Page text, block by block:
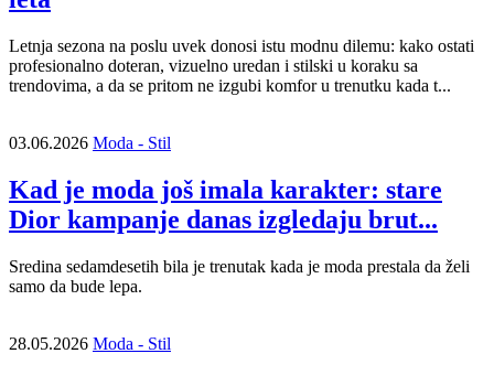
Letnja sezona na poslu uvek donosi istu modnu dilemu: kako ostati
profesionalno doteran, vizuelno uredan i stilski u koraku sa
trendovima, a da se pritom ne izgubi komfor u trenutku kada t...
03.06.2026 Moda - Stil
Kad je moda još imala karakter: stare
Dior kampanje danas izgledaju brut...
Sredina sedamdesetih bila je trenutak kada je moda prestala da želi
samo da bude lepa.
28.05.2026 Moda - Stil